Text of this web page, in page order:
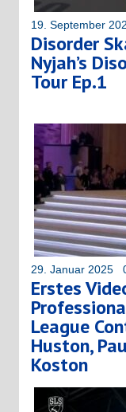
19. September
Disorder
Nyjah’s
Tour Ep.1
29. Januar 2025
Erstes
League
Huston,
Koston